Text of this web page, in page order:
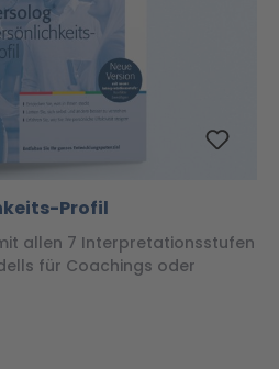
Profil
allen 7 Interpretationsstufen
für Coachings oder